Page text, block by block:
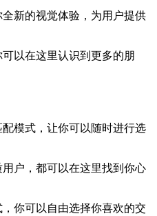
新的视觉体验，为用户提供
以在这里认识到更多的朋
模式，让你可以随时进行选
户，都可以在这里找到你心
你可以自由选择你喜欢的交